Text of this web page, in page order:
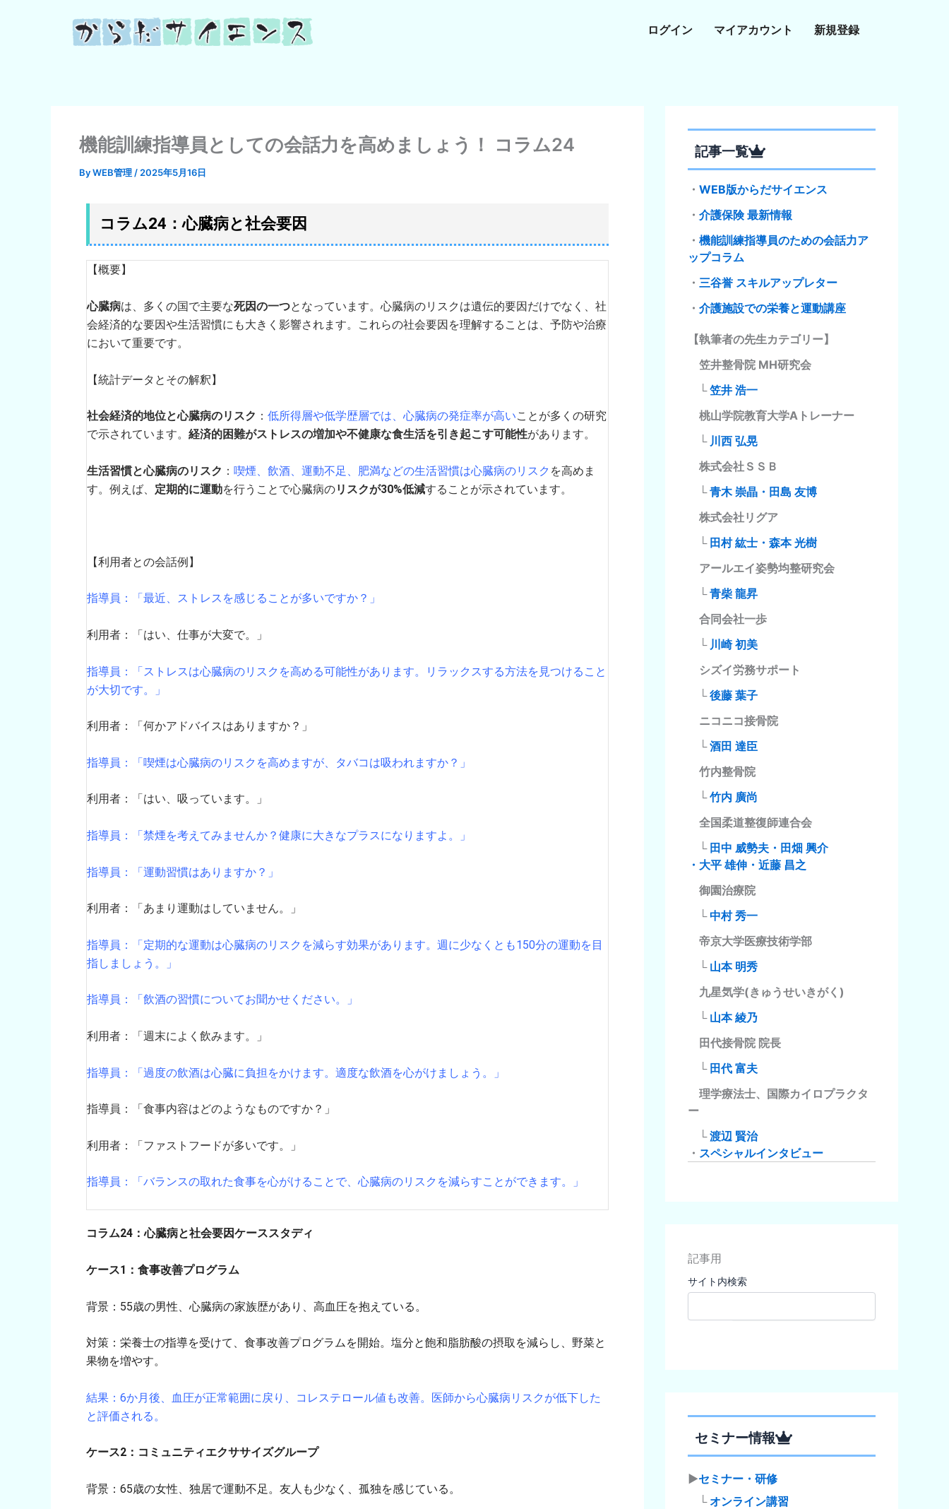
ログイン マイアカウント 新規登録
機能訓練指導員としての会話力を高めましょう！ コラム24
ByWEB管理 / 2025年5月16日
コラム24：心臓病と社会要因
【概要】
心臓病は、多くの国で主要な死因の一つとなっています。心臓病のリスクは遺伝的要因だけでなく、社
会経済的な要因や生活習慣にも大きく影響されます。これらの社会要因を理解することは、予防や治療
において重要です。
【統計データとその解釈】
社会経済的地位と心臓病のリスク ：低所得層や低学歴層では、心臓病の発症率が高いことが多くの研究
で示されています。経済的困難がストレスの増加や不健康な食生活を引き起こす可能性があります。
生活習慣と心臓病のリスク ：喫煙、飲酒、運動不足、肥満などの生活習慣は心臓病のリスク を高めま
す。例えば、 定期的に運動を行うことで心臓病のリスクが30%低減することが示されています。
【利用者との会話例】
指導員：「最近、ストレスを感じることが多いですか？」
利用者：「はい、仕事が大変で。」
指導員：「ストレスは心臓病のリスクを高める可能性があります。リラックスする方法を見つけること
が大切です。」
利用者：「何かアドバイスはありますか？」
指導員：「喫煙は心臓病のリスクを高めますが、タバコは吸われますか？」
利用者：「はい、吸っています。」
指導員：「禁煙を考えてみませんか？健康に大きなプラスになりますよ。」
指導員：「運動習慣はありますか？」
利用者：「あまり運動はしていません。」
指導員：「定期的な運動は心臓病のリスクを減らす効果があります。週に少なくとも150分の運動を目
指しましょう。」
指導員：「飲酒の習慣についてお聞かせください。」
利用者：「週末によく飲みます。」
指導員：「過度の飲酒は心臓に負担をかけます。適度な飲酒を心がけましょう。」
指導員：「食事内容はどのようなものですか？」
利用者：「ファストフードが多いです。」
指導員：「バランスの取れた食事を心がけることで、心臓病のリスクを減らすことができます。」
コラム24：心臓病と社会要因ケーススタディ
ケース1：食事改善プログラム
背景：55歳の男性、心臓病の家族歴があり、高血圧を抱えている。
対策：栄養士の指導を受けて、食事改善プログラムを開始。塩分と飽和脂肪酸の摂取を減らし、野菜と
果物を増やす。
結果：6か月後、血圧が正常範囲に戻り、コレステロール値も改善。医師から心臓病リスクが低下した
と評価される。
ケース2：コミュニティエクササイズグループ
背景：65歳の女性、独居で運動不足。友人も少なく、孤独を感じている。
記事一覧
・ WEB版からだサイエンス
・ 介護保険 最新情報
・ 機能訓練指導員のための会話力ア
ップコラム
・ 三谷誉 スキルアップレター
・ 介護施設での栄養と運動講座
【執筆者の先生カテゴリー】
笠井整骨院 MH研究会
└笠井 浩一
桃山学院教育大学Aトレーナー
└ 川西 弘晃
株式会社ＳＳＢ
└青木 崇晶・田島 友博
株式会社リグア
└ 田村 紘士・森本 光樹
アールエイ姿勢均整研究会
└青柴 龍昇
合同会社一歩
└ 川崎 初美
シズイ労務サポート
└後藤 葉子
ニコニコ接骨院
└酒田 達臣
竹内整骨院
└竹内 廣尚
全国柔道整復師連合会
└ 田中 威勢夫・田畑 興介
・大平 雄伸・近藤 昌之
御園治療院
└中村 秀一
帝京大学医療技術学部
└ 山本 明秀
九星気学(きゅうせいきがく)
└ 山本 綾乃
田代接骨院 院長
└ 田代 富夫
理学療法士、国際カイロプラクタ
ー
└渡辺 賢治
・ スペシャルインタビュー
記事用
サイト内検索
セミナー情報
▶セミナー・研修
└オンライン講習